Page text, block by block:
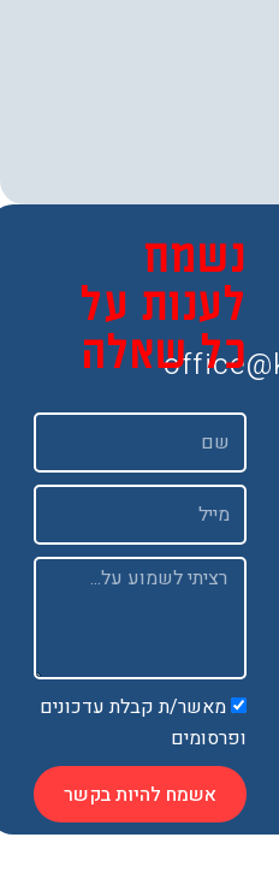
על
שאלה
מאשר/ת קבלת עדכונים
אשמח להיות בקשר